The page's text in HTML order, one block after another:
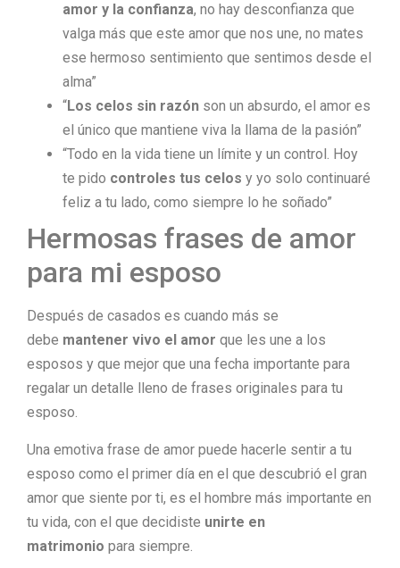
amor y la confianza, no hay desconfianza que
valga más que este amor que nos une, no mates
ese hermoso sentimiento que sentimos desde el
alma”
“Los celos sin razón son un absurdo, el amor es
el único que mantiene viva la llama de la pasión”
“Todo en la vida tiene un límite y un control. Hoy
te pido controles tus celos y yo solo continuaré
feliz a tu lado, como siempre lo he soñado”
Hermosas frases de amor
para mi esposo
Después de casados es cuando más se
debe mantener vivo el amor que les une a los
esposos y que mejor que una fecha importante para
regalar un detalle lleno de frases originales para tu
esposo.
Una emotiva frase de amor puede hacerle sentir a tu
esposo como el primer día en el que descubrió el gran
amor que siente por ti, es el hombre más importante en
tu vida, con el que decidiste unirte en
matrimonio para siempre.